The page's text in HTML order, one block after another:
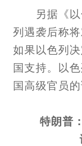
另据《
列遇袭后称
如果以色列
国支持。以
国高级官员的
特朗普：